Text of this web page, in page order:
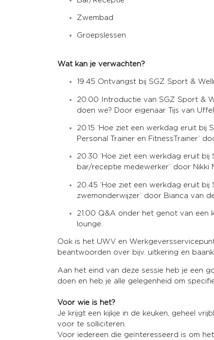
Zwembad
Groepslessen
Wat kan je verwachten?
19.45 Ontvangst bij SGZ Sport &
20.00 Introductie van SGZ Sport &
doen we? Door eigenaar Tijs van
20.15 ‘Hoe ziet een werkdag eruit bij
Personal Trainer en FitnessTrainer’
20.30 ‘Hoe ziet een werkdag eruit bij
bar/receptie medewerker’ door Nikki
20.45 ‘Hoe ziet een werkdag eruit bij
zwemonderwijzer’ door Bianca van
21.00 Q&A onder het genot van een
lounge.
Ook is het UWV en
beantwoorden over bijv. uitkering en
Aan het eind van deze sessie heb je een
doen en heb je alle gelegenheid om
Voor wie is het?
Je krijgt een kijkje in de keuken, geheel
voor te solliciteren.
Voor iedereen die geïnteresseerd is om